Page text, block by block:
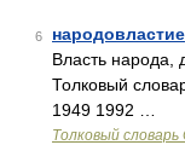
6 народовластие
Власть народа,
Толковый
1949 1992 …
Толковый словарь